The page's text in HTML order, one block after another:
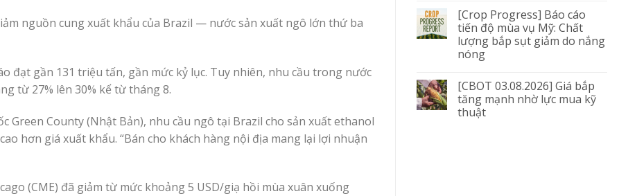
nguồn cung xuất khẩu của Brazil — nước sản xuất ngô lớn thứ ba
đạt gần 131 triệu tấn, gần mức kỷ lục. Tuy nhiên, nhu cầu trong nước
từ 27% lên 30% kể từ tháng 8.
Green County (Nhật Bản), nhu cầu ngô tại Brazil cho sản xuất ethanol
hơn giá xuất khẩu. “Bán cho khách hàng nội địa mang lại lợi nhuận
(CME) đã giảm từ mức khoảng 5 USD/giạ hồi mùa xuân xuống
[Crop Progress] Báo cáo
tiến độ mùa vụ Mỹ: Chất
lượng bắp sụt giảm do nắng
nóng
[CBOT 03.08.2026] Giá bắp
tăng mạnh nhờ lực mua kỹ
thuật